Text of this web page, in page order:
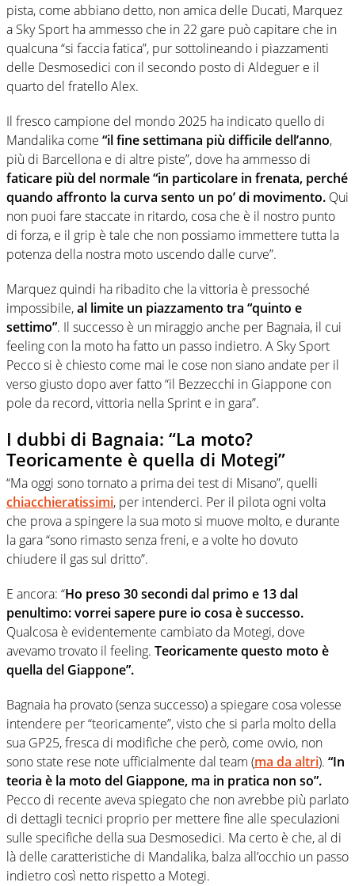
pista, come abbiano detto, non amica delle Ducati, Marquez
a Sky Sport ha ammesso che in 22 gare può capitare che in
qualcuna “si faccia fatica”, pur sottolineando i piazzamenti
delle Desmosedici con il secondo posto di Aldeguer e il
quarto del fratello Alex.
Il fresco campione del mondo 2025 ha indicato quello di
Mandalika come “il fine settimana più difficile dell’anno,
più di Barcellona e di altre piste”, dove ha ammesso di
faticare più del normale “in particolare in frenata, perché
quando affronto la curva sento un po’ di movimento. Qui
non puoi fare staccate in ritardo, cosa che è il nostro punto
di forza, e il grip è tale che non possiamo immettere tutta la
potenza della nostra moto uscendo dalle curve”.
Marquez quindi ha ribadito che la vittoria è pressoché
impossibile,al limite un piazzamento tra “quinto e
settimo”. Il successo è un miraggio anche per Bagnaia, il cui
feeling con la moto ha fatto un passo indietro. A Sky Sport
Pecco si è chiesto come mai le cose non siano andate per il
verso giusto dopo aver fatto “il Bezzecchi in Giappone con
pole da record, vittoria nella Sprint e in gara”.
I dubbi di Bagnaia: “La moto?
Teoricamente è quella di Motegi”
“Ma oggi sono tornato a prima dei test di Misano”, quelli
chiacchieratissimi, per intenderci. Per il pilota ogni volta
che prova a spingere la sua moto si muove molto, e durante
la gara “sono rimasto senza freni, e a volte ho dovuto
chiudere il gas sul dritto”.
E ancora: “Ho preso 30 secondi dal primo e 13 dal
penultimo: vorrei sapere pure io cosa è successo.
Qualcosa è evidentemente cambiato da Motegi, dove
avevamo trovato il feeling. Teoricamente questo moto è
quella del Giappone”.
Bagnaia ha provato (senza successo) a spiegare cosa volesse
intendere per “teoricamente”, visto che si parla molto della
sua GP25, fresca di modifiche che però, come ovvio, non
sono state rese note ufficialmente dal team (ma da altri). “In
teoria è la moto del Giappone, ma in pratica non so”.
Pecco di recente aveva spiegato che non avrebbe più parlato
di dettagli tecnici proprio per mettere fine alle speculazioni
sulle specifiche della sua Desmosedici. Ma certo è che, al di
là delle caratteristiche di Mandalika, balza all’occhio un passo
indietro così netto rispetto a Motegi.